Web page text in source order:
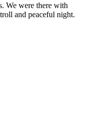
We were there with
and peaceful night.